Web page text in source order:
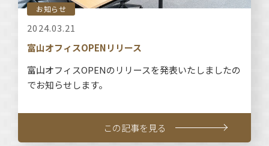
お知らせ
2024.03.21
富山オフィスOPENリリース
富山オフィスOPENのリリースを発表いたしましたの
でお知らせします。
この記事を見る